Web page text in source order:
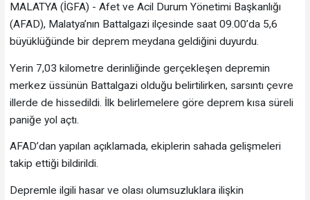
MALATYA (İGFA) - Afet ve Acil Durum Yönetimi Başkanlığı
(AFAD), Malatya’nın Battalgazi ilçesinde saat 09.00’da 5,6
büyüklüğünde bir deprem meydana geldiğini duyurdu.
Yerin 7,03 kilometre derinliğinde gerçekleşen depremin
merkez üssünün Battalgazi olduğu belirtilirken, sarsıntı çevre
illerde de hissedildi. İlk belirlemelere göre deprem kısa süreli
paniğe yol açtı.
AFAD’dan yapılan açıklamada, ekiplerin sahada gelişmeleri
takip ettiği bildirildi.
Depremle ilgili hasar ve olası olumsuzluklara ilişkin